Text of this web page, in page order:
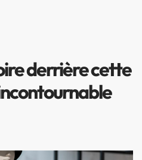
derrière cette